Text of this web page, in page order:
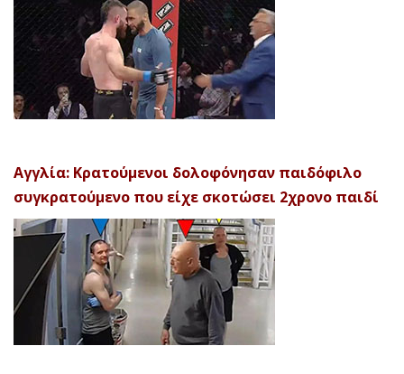
Αγγλία: Κρατούμενοι δολοφόνησαν παιδόφιλο
συγκρατούμενο που είχε σκοτώσει 2χρονο παιδί